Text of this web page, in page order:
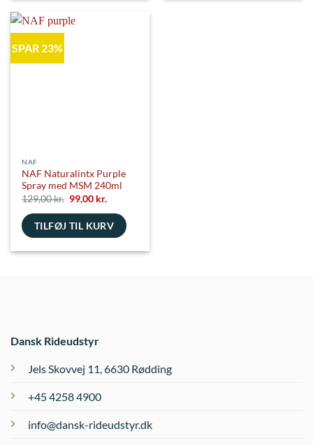
SPAR 23%
NAF
NAF Naturalintx Purple
Spray med MSM 240ml
129,00kr. Den
oprindelige
pris
var:
99,00 kr.
pris
er:
99,00 kr..
TILFØJ TIL KURV
Dansk Rideudstyr
Jels Skovvej 11, 6630 Rødding
+45 4258 4900
info@dansk-rideudstyr.dk